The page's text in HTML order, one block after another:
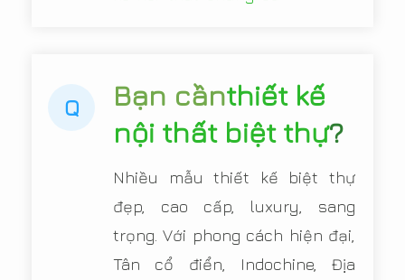
Q Bạn cầnthiết kế
nội thất biệt thự?
Nhiều mẫu thiết kế biệt thự
đẹp, cao cấp, luxury, sang
trọng. Với phong cách hiện đại,
Tân cổ điển, Indochine, Địa